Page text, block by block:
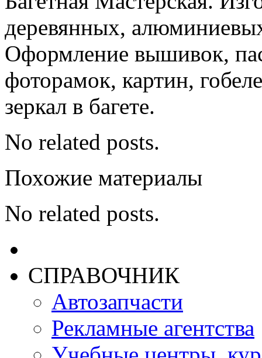
деревянных,
Оформление вышивок,
фоторамок, картин,
зеркал в багете.
No related posts.
Похожие материалы
No related posts.
СПРАВОЧНИК
Автозапчасти
Рекламные агентства